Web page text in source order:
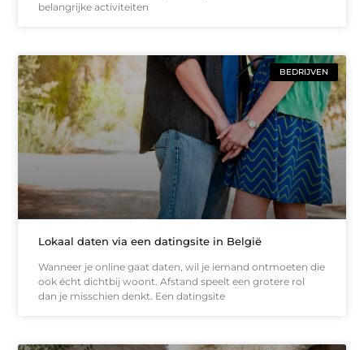
belangrijke activiteiten
BEDRIJVEN
Lokaal daten via een datingsite in België
Wanneer je online gaat daten, wil je iemand ontmoeten die
ook écht dichtbij woont. Afstand speelt een grotere rol
dan je misschien denkt. Een datingsite